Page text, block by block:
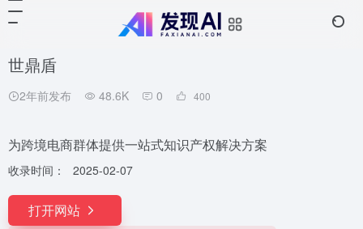
世鼎盾
2年前发布 48.6K 0 400
为跨境电商群体提供一站式知识产权解决方案
收录时间： 2025-02-07
打开网站